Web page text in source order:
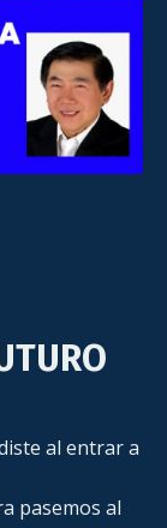
al entrar a
pasemos al